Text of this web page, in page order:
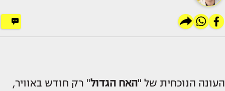
העונה הנוכחית של "האח הגדול" רק חודש באוויר,